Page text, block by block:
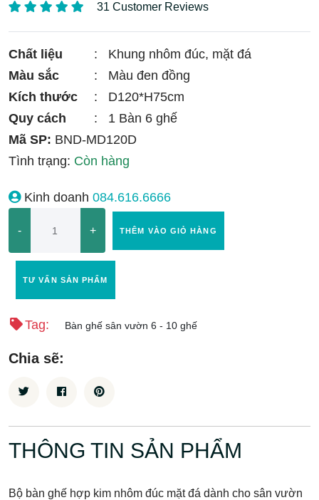
31 Customer Reviews
Chất liệu :
Khung nhôm đúc, mặt đá
Màu sắc
:
Màu đen đồng
Kích thước
:
D120*H75cm
Quy cách
:
1 Bàn 6 ghế
Mã SP: BND-MD120D
Tình trạng: Còn hàng
Kinh doanh 084.616.6666
- + THÊM VÀO GIỎ HÀNG
TƯ VẤN SẢN PHẨM
Tag: Bàn ghế sân vườn 6 - 10 ghế
Chia sẽ:
THÔNG TIN SẢN PHẨM
Bộ bàn ghế hợp kim nhôm đúc mặt đá dành cho sân vườn